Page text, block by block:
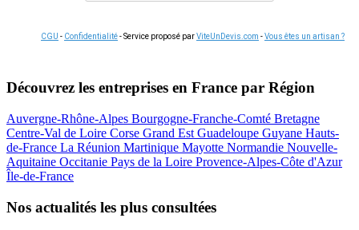
CGU - Confidentialité- Service proposé parViteUnDevis.com -Vous êtes un artisan ?
Découvrez les entreprises en France par Région
Auvergne-Rhône-Alpes Bourgogne-Franche-Comté Bretagne
Centre-Val de Loire Corse Grand Est Guadeloupe Guyane Hauts-
de-France La Réunion Martinique Mayotte Normandie Nouvelle-
Aquitaine Occitanie Pays de la Loire Provence-Alpes-Côte d'Azur
Île-de-France
Nos actualités les plus consultées